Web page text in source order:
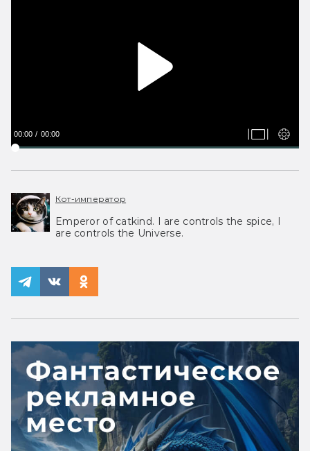
00:00 00:00
Кот-император
Emperor of catkind. I are controls the spice, I
are controls the Universe.